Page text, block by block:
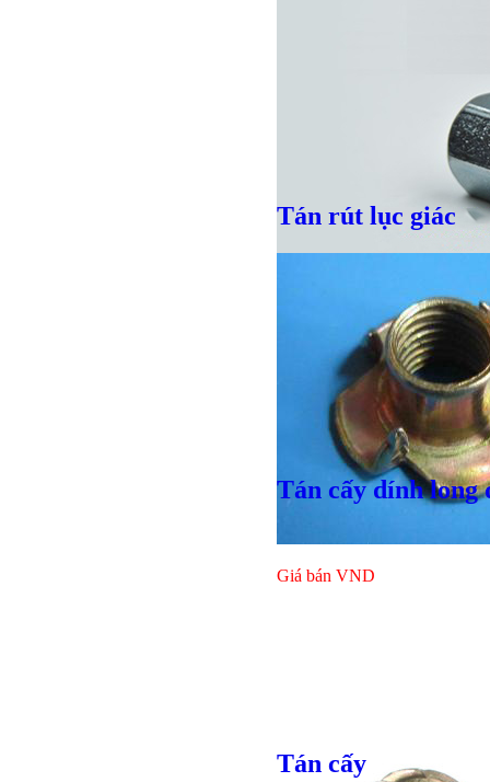
Bulong
Giá bánVND
VND
Tán rút lục giác
Giá bán VND
Tán cấy dính long
Tán cấy